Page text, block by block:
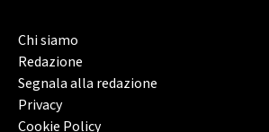
Chi siamo
Redazione
Segnala alla redazione
Privacy
Cookie Policy